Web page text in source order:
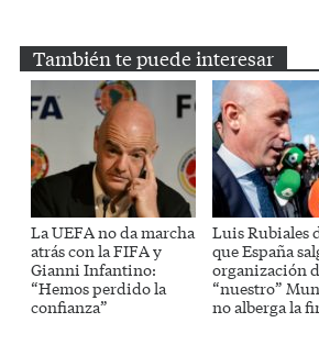
También te puede interesar
La UEFA no da marcha
atrás con la FIFA y
Gianni Infantino:
“Hemos perdido la
confianza”
Luis Rubiales
que España
organización
“nuestro”
no alberga la